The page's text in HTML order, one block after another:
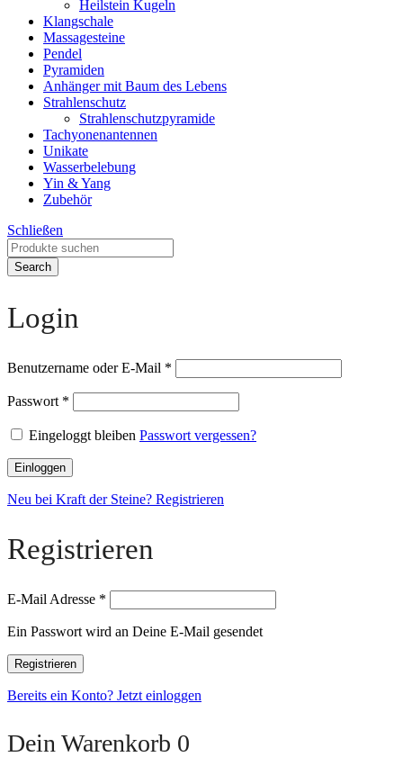
Heilstein Kugeln
Klangschale
Massagesteine
Pendel
Pyramiden
Anhänger mit Baum des Lebens
Strahlenschutz
Strahlenschutzpyramide
Tachyonenantennen
Unikate
Wasserbelebung
Yin & Yang
Zubehör
Schließen
Search
Login
Benutzername oder E-Mail *
Passwort *
Eingeloggt bleiben Passwort vergessen?
Einloggen
Neu bei Kraft der Steine? Registrieren
Registrieren
E-Mail Adresse *
Ein Passwort wird an Deine E-Mail gesendet
Registrieren
Bereits ein Konto? Jetzt einloggen
Dein Warenkorb 0